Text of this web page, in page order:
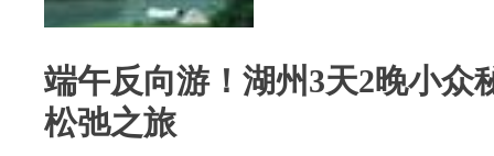
端午反向游！湖州3天2晚小众
松弛之旅